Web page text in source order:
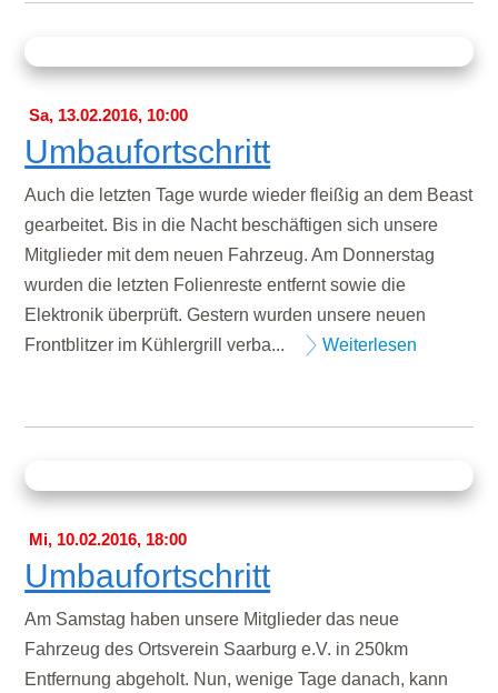
Sa, 13.02.2016, 10:00
Umbaufortschritt
Auch die letzten Tage wurde wieder fleißig an dem Beast
gearbeitet. Bis in die Nacht beschäftigen sich unsere
Mitglieder mit dem neuen Fahrzeug. Am Donnerstag
wurden die letzten Folienreste entfernt sowie die
Elektronik überprüft. Gestern wurden unsere neuen
Frontblitzer im Kühlergrill verba...
Weiterlesen
Mi, 10.02.2016, 18:00
Umbaufortschritt
Am Samstag haben unsere Mitglieder das neue
Fahrzeug des Ortsverein Saarburg e.V. in 250km
Entfernung abgeholt. Nun, wenige Tage danach, kann